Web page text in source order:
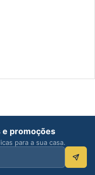
e promoções
para a sua casa.